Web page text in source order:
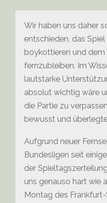
Wir haben uns daher
entschieden, das
boykottieren und
fernzubleiben. Im
lautstarke
absolut wichtig wäre
die Partie zu
bewusst und
Aufgrund neuer
Bundesligen seit
der
uns genauso hart wie
Montag des